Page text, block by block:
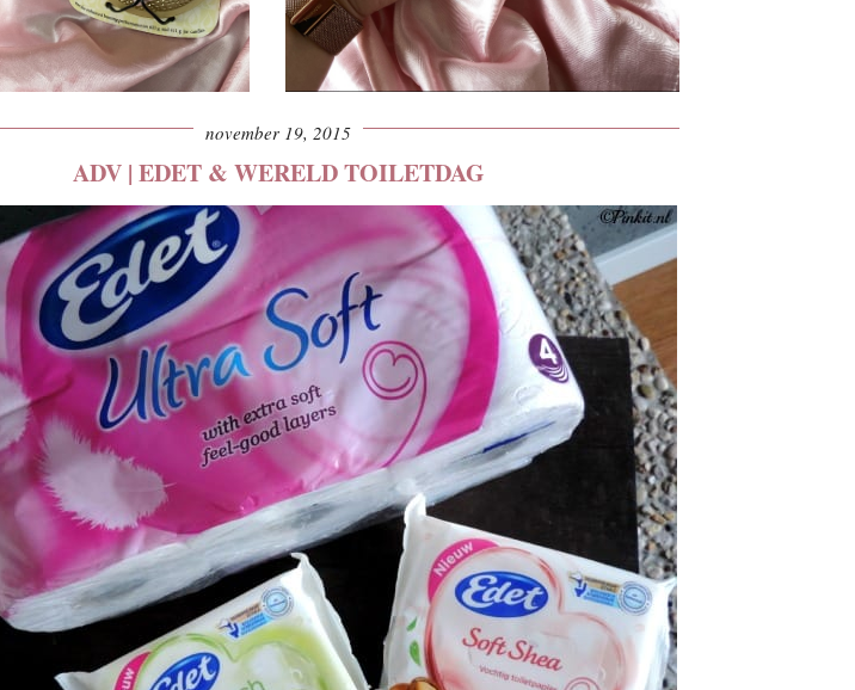
november 19, 2015
ADV | EDET & WERELD TOILETDAG